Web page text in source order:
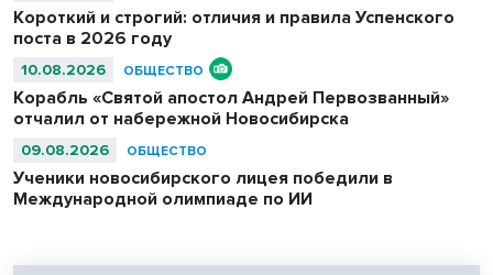
Короткий и строгий: отличия и правила Успенского
поста в 2026 году
10.08.2026 ОБЩЕСТВО
Корабль «Святой апостол Андрей Первозванный»
отчалил от набережной Новосибирска
09.08.2026 ОБЩЕСТВО
Ученики новосибирского лицея победили в
Международной олимпиаде по ИИ